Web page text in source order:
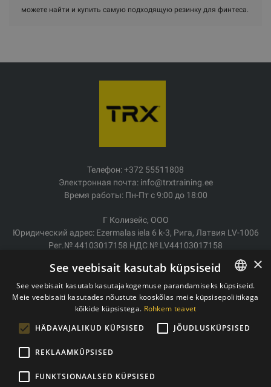
можете найти и купить самую подходящую резинку для финтеса.
Телефон: +372 55511808
Электронная почта: info@trxtraining.ee
Время работы: Пн-Пт с 9:00 до 18:00
Г Колизейс, ООО
Юридический адрес: Ezermalas iela 6 k-3, Рига, Латвия LV-1006
Рег.№ 44103017158 НДС № LV44103017158
Доставка/возврат
Оплата
Условия покупки
Политика конфиденциальности
ESTONIAN
×
See veebisait kasutab küpsiseid
See veebisait kasutab kasutajakogemuse parandamiseks küpsiseid.
Meie veebisaiti kasutades nõustute kooskõlas meie küpsisepoliitikaga
kõikide küpsistega. Rohkem teavet
HÄDAVAJALIKUD KÜPSISED
JÕUDLUSKÜPSISED
REKLAAMKÜPSISED
FUNKTSIONAALSED KÜPSISED